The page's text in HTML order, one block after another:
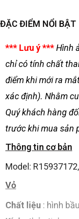
ĐẶC ĐIỂM NỔI BẬT
*** Lưu ý ***Hình
chỉ có tính chất
điểm khi mới ra
xác định). Nhằm
Quý khách hàng
trước khi mua sản
Thông tin cơ bản
Model:
Vỏ
Chất liệu : hình